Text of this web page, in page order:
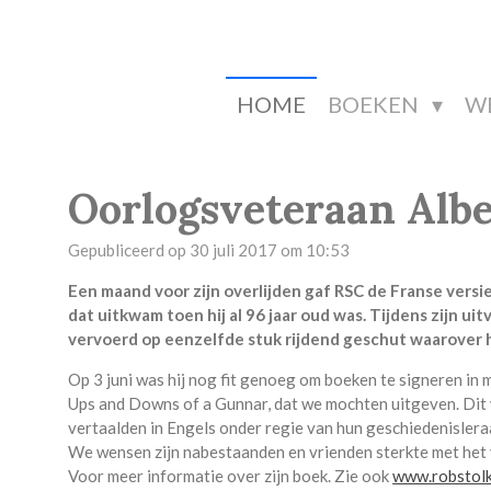
HOME BOEKEN
Oorlogsveteraan
Gepubliceerd op 30 juli 2017 om 10:53
Een maand voor zijn overlijden gaf RSC de Franse
dat uitkwam toen hij al 96 jaar oud was. Tijdens zijn
vervoerd op eenzelfde stuk rijdend geschut waarover
Op 3 juni was hij nog fit genoeg om boeken te signeren in
Ups and Downs of a Gunnar, dat we mochten uitgeven.
vertaalden in Engels onder regie van hun
We wensen zijn nabestaanden en vrienden sterkte met
Voor meer informatie over zijn boek. Zie ook